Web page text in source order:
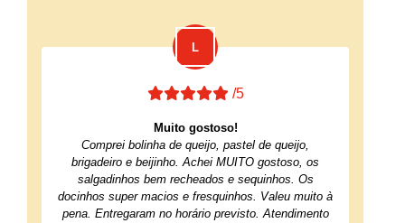
/5
Muito gostoso!
Comprei bolinha de queijo, pastel de queijo,
brigadeiro e beijinho. Achei MUITO gostoso, os
salgadinhos bem recheados e sequinhos. Os
docinhos super macios e fresquinhos. Valeu muito à
pena. Entregaram no horário previsto. Atendimento